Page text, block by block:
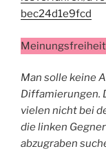
bec24d1e9fcd
Man solle keine
Diffamierungen.
vielen nicht bei
die linken
abzugraben